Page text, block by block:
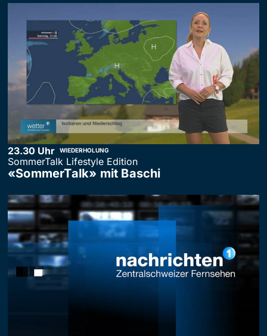
23.30 Uhr WIEDERHOLUNG
SommerTalk Lifestyle Edition
«SommerTalk» mit Baschi